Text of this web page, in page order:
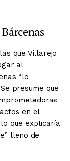
que Villarejo
al
“lo
presume que
en el
que explicaría
lleno de